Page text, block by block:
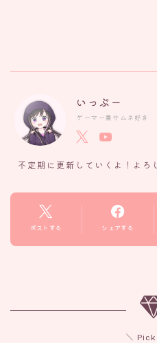
いっぷー
ゲーマー兼サムネ好き
不定期に更新していくよ！よろ
ポストする シェアする
＼ Pick